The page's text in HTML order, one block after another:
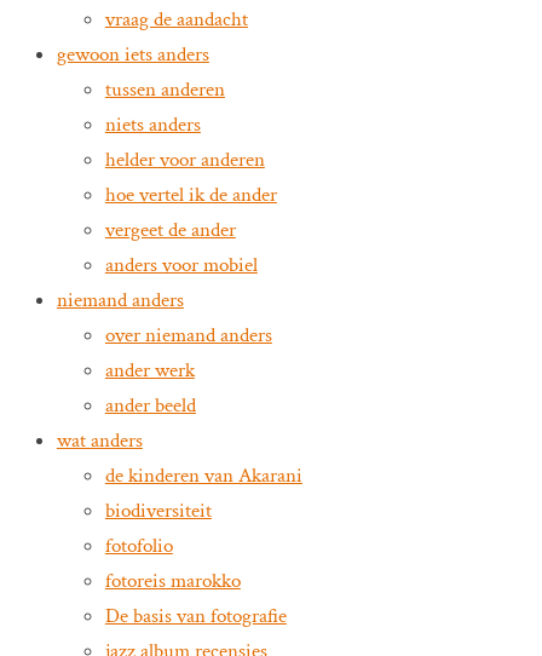
vraag de aandacht
gewoon iets anders
tussen anderen
niets anders
helder voor anderen
hoe vertel ik de ander
vergeet de ander
anders voor mobiel
niemand anders
over niemand anders
ander werk
ander beeld
wat anders
de kinderen van Akarani
biodiversiteit
fotofolio
fotoreis marokko
De basis van fotografie